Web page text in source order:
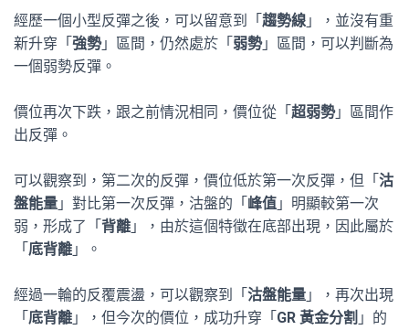
經歷一個小型反彈之後，可以留意到「 趨勢線 」，並沒有重
新升穿「 強勢」區間，仍然處於「 弱勢」區間，可以判斷為
一個弱勢反彈。
價位再次下跌，跟之前情況相同，價位從「 超弱勢」區間作
出反彈。
可以觀察到，第二次的反彈，價位低於第一次反彈，但「 沽
盤能量 」對比第一次反彈，沽盤的「 峰值 」明顯較第一次
弱，形成了「 背離 」，由於這個特徵在底部出現，因此屬於
「 底背離 」。
經過一輪的反覆震盪，可以觀察到「 沽盤能量 」，再次出現
「 底背離 」，但今次的價位，成功升穿「 GR 黃金分割 」的